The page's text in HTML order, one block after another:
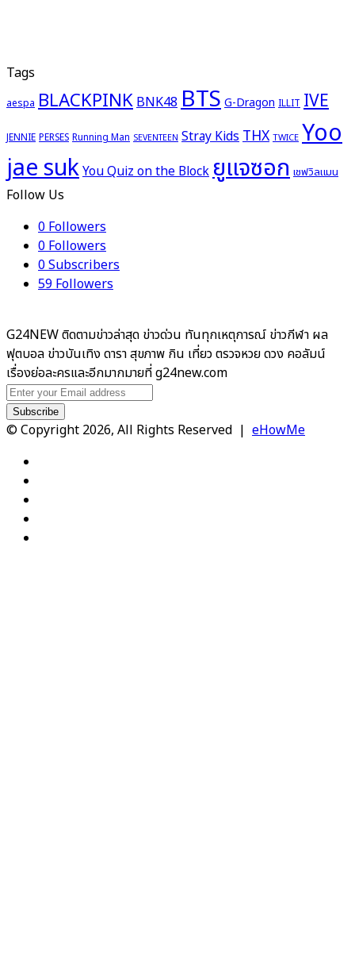
Tags
aespa BLACKPINK BNK48BTSG-Dragon ILLIT IVE
JENNIE PERSES Running Man SEVENTEEN Stray Kids THX TWICE Yoo
jae sukYou Quiz on the Blockยูแจซอก เชฟวิลแมน
Follow Us
0 Followers
0 Followers
0Subscribers
59 Followers
G24NEW ติดตามข่าวล่าสุด ข่าวด่วน ทันทุกเหตุการณ์ ข่าวกีฬา ผล
ฟุตบอล ข่าวบันเทิง ดารา สุขภาพ กิน เที่ยว ตรวจหวย ดวง คอลัมน์
เรื่องย่อละครและอีกมากมายที่ g24new.com
Enter
your
Email
© Copyright 2026, All Rights Reserved | eHowMe